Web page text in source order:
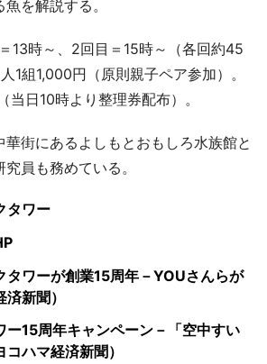
を解説する。
13時～、2回目＝15時～（各回約45
1組1,000円（原則親子ペア参加）。
当日10時より整理券配布）。
街にあるよしもとおもしろ水族館と
員も務めている。
タワー
タワーが創業15周年－YOUさんらが
新聞）
ー15周年キャンペーン－「空中すい
ハマ経済新聞）